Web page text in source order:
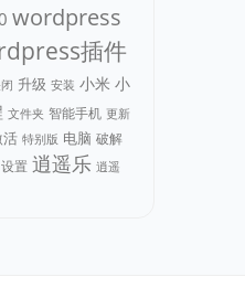
wordpress
插件
升级 安装 小米 小
文件夹 智能手机 更新
活 特别版 电脑 破解
设置 逍遥乐 逍遥